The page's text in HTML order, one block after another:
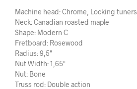
Machine head: Chrome, Locking tuners
Neck: Canadian roasted maple
Shape: Modern C
Fretboard: Rosewood
Radius: 9,5"
Nut Width: 1,65"
Nut: Bone
Truss rod: Double action